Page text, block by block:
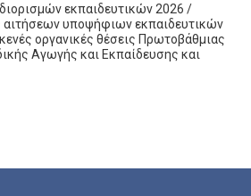
εκπαιδευτικών 2026 /
υποψήφιων εκπαιδευτικών
οργανικές θέσεις Πρωτοβάθμιας
Αγωγής και Εκπαίδευσης και